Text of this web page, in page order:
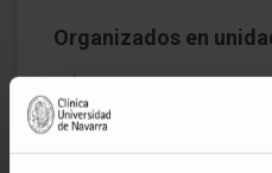
Organizados en
Endocrinología